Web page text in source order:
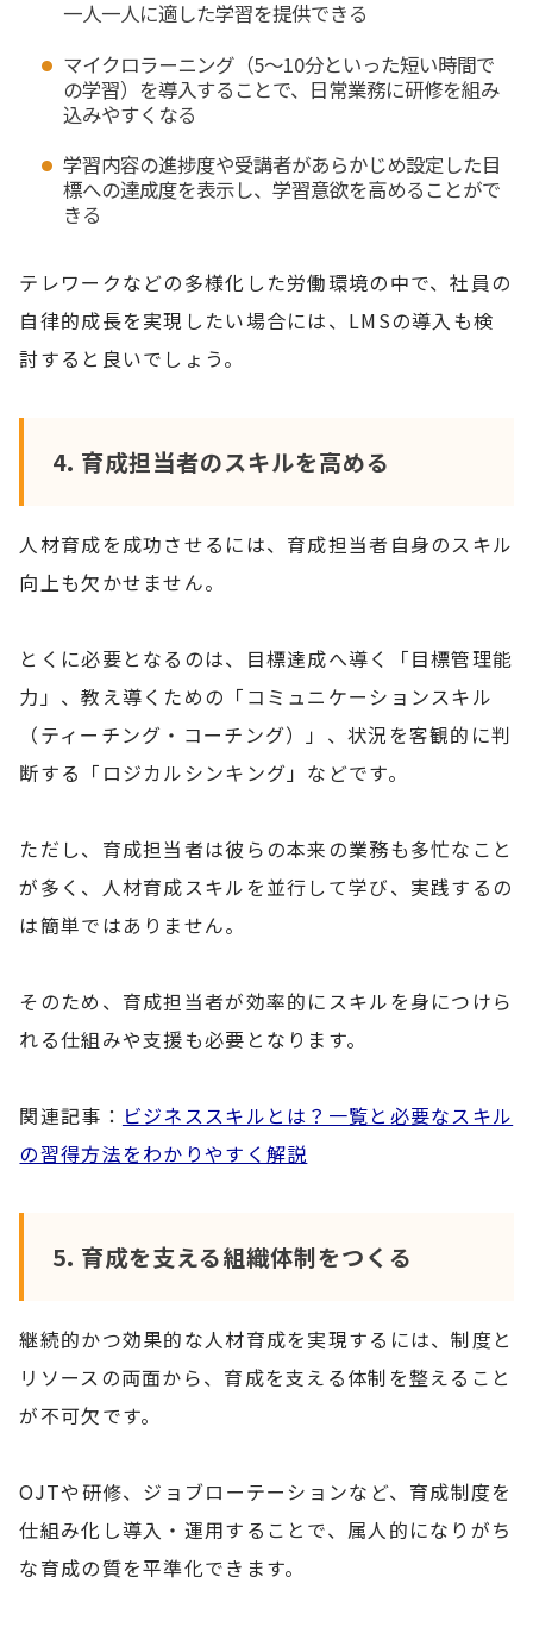
一人一人に適した学習を提供できる
マイクロラーニング（5～10分といった短い時間で
の学習）を導入することで、日常業務に研修を組み
込みやすくなる
学習内容の進捗度や受講者があらかじめ設定した目
標への達成度を表示し、学習意欲を高めることがで
きる
テレワークなどの多様化した労働環境の中で、社員の
自律的成長を実現したい場合には、LMSの導入も検
討すると良いでしょう。
4. 育成担当者のスキルを高める
人材育成を成功させるには、育成担当者自身のスキル
向上も欠かせません。
とくに必要となるのは、目標達成へ導く「目標管理能
力」、教え導くための「コミュニケーションスキル
（ティーチング・コーチング）」、状況を客観的に判
断する「ロジカルシンキング」などです。
ただし、育成担当者は彼らの本来の業務も多忙なこと
が多く、人材育成スキルを並行して学び、実践するの
は簡単ではありません。
そのため、育成担当者が効率的にスキルを身につけら
れる仕組みや支援も必要となります。
関連記事： ビジネススキルとは？一覧と必要なスキル
の習得方法をわかりやすく解説
5. 育成を支える組織体制をつくる
継続的かつ効果的な人材育成を実現するには、制度と
リソースの両面から、育成を支える体制を整えること
が不可欠です。
OJTや研修、ジョブローテーションなど、育成制度を
仕組み化し導入・運用することで、属人的になりがち
な育成の質を平準化できます。